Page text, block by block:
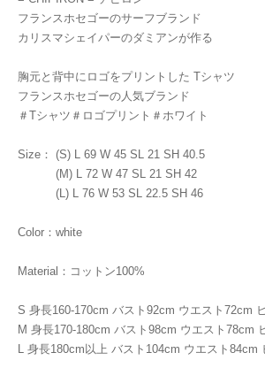
フランスホセゴーのサーフブランド
カリスマシェイパーのダミアンが作る
胸元と背中にロゴをプリントした Tシャツ
フランスホセゴーの人気ブランド
＃Tシャツ＃ロゴプリント＃ホワイト
Size： (S) L 69 W 45 SL 21 SH 40.5
(M) L 72 W 47 SL 21 SH 42
(L) L 76 W 53 SL 22.5 SH 46
Color：white
Material：コットン100%
S 身長160-170cm バスト92cm ウエスト72cm
M 身長170-180cm バスト98cm ウエスト78cm
L 身長180cm以上 バスト104cm ウエスト84cm